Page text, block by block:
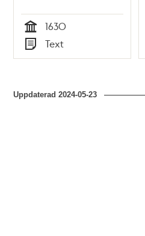
Tid
1630
Typ
Text
Uppdaterad2024-05-23